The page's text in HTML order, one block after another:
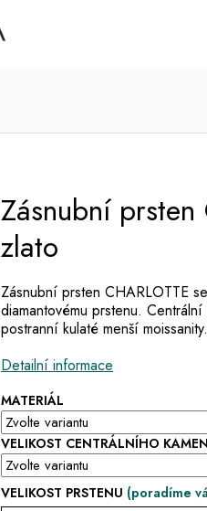
MATERIÁL
VELIKOST CENTRÁLNÍHO
VELIKOST PRSTENU (poradíme
Zásnubní prsten CHARLOTTE
diamantovému prstenu.
postranní kulaté menší moissanity.
Detailní informace
Zásnubní prsten
zlato